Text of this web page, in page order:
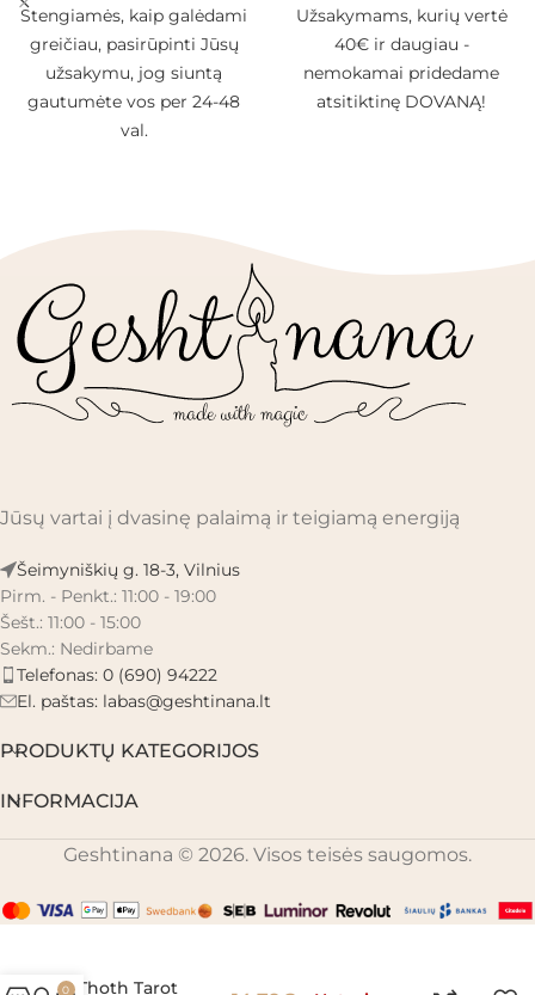
Stengiamės, kaip galėdami
greičiau, pasirūpinti Jūsų
užsakymu, jog siuntą
gautumėte vos per 24-48
val.
Užsakymams, kurių vertė
40€ ir daugiau -
nemokamai pridedame
atsitiktinę DOVANĄ!
Jūsų vartai į dvasinę palaimą ir teigiamą energiją
Šeimyniškių g. 18-3, Vilnius
Pirm. - Penkt.: 11:00 - 19:00
Šešt.: 11:00 - 15:00
Sekm.: Nedirbame
Telefonas: 0 (690) 94222
El. paštas: labas@geshtinana.lt
PRODUKTŲ KATEGORIJOS
INFORMACIJA
Geshtinana © 2026. Visos teisės saugomos.
Thoth Tarot
0